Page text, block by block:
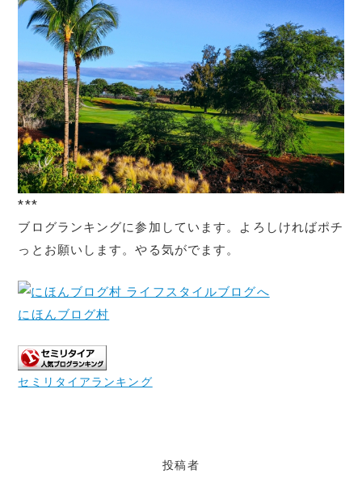
***
ブログランキングに参加しています。よろしければポチ
っとお願いします。やる気がでます。
にほんブログ村
セミリタイアランキング
投稿者